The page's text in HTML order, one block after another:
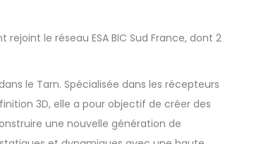
le réseau ESA BIC Sud France, dont 2
le Tarn. Spécialisée dans les récepteurs
3D, elle a pour objectif de créer des
une nouvelle génération de